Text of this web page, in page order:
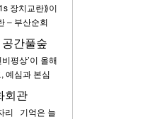
장치교란⟫이
– 부산순회
치한 부산갤
시의 일환이
간풀숲
평상’이 올해
예심과 본심
맡았고, 총 5
형식의 대면
회관
리 기억은 늘